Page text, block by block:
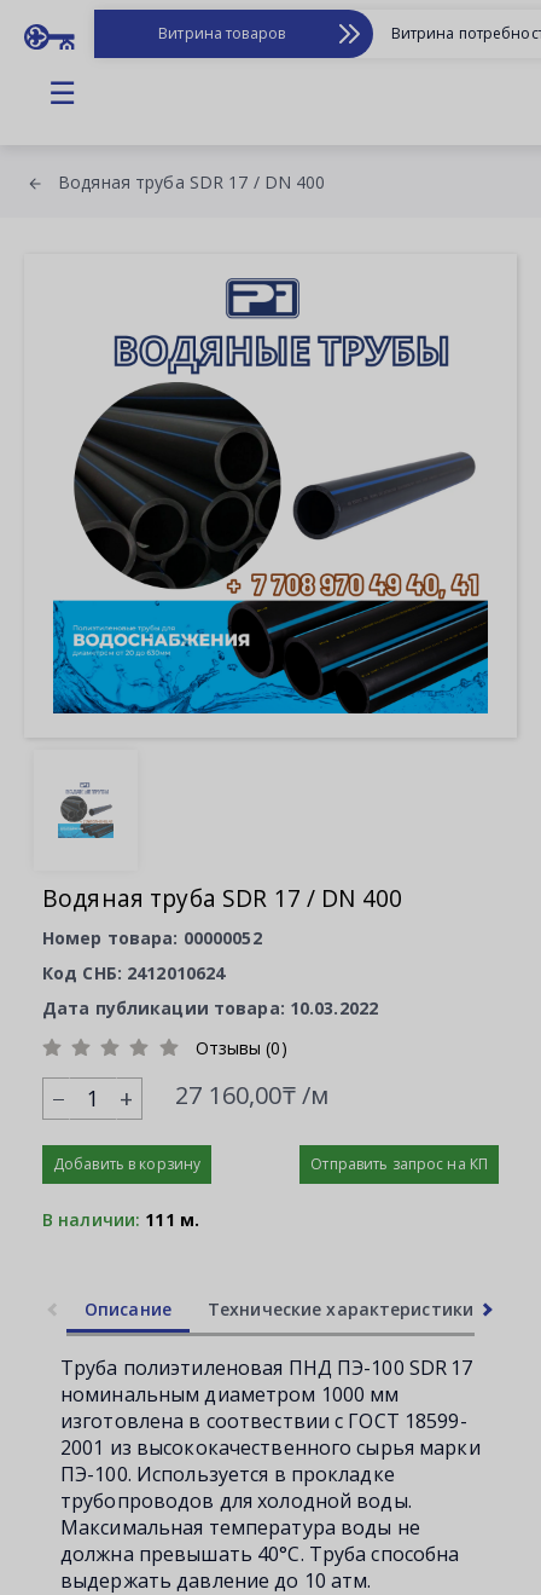
Витрина товаров Витрина
☰
Водяная труба SDR 17 / DN 400
Водяная труба SDR 17 / DN 400
Номер товара: 00000052
Код СНБ: 2412010624
Дата публикации товара: 10.03.2022
Отзывы (0)
+ 27 160,00₸ /м
Добавить в корзину Отправить запрос на КП
В наличии: 111 м.
Описание Технические характеристики
Труба полиэтиленовая ПНД ПЭ-100 SDR 17
номинальным диаметром 1000 мм
изготовлена в соотвествии с ГОСТ 18599-
2001 из высококачественного сырья марки
ПЭ-100. Используется в прокладке
трубопроводов для холодной воды.
Максимальная температура воды не
должна превышать 40°С. Труба способна
выдержать давление до 10 атм.